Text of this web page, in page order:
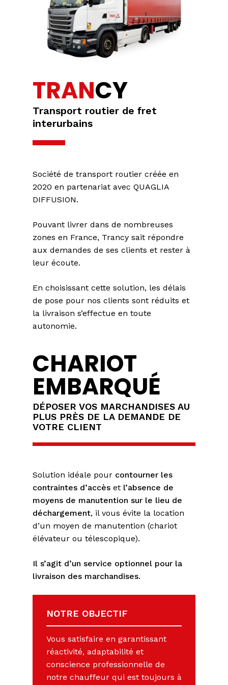
TRANCY
Transport routier de fret
interurbains
Société de transport routier créée en
2020 en partenariat avec QUAGLIA
DIFFUSION.
Pouvant livrer dans de nombreuses
zones en France, Trancy sait répondre
aux demandes de ses clients et rester à
leur écoute.
En choisissant cette solution, les délais
de pose pour nos clients sont réduits et
la livraison s’effectue en toute
autonomie.
CHARIOT
EMBARQUÉ
DÉPOSER VOS MARCHANDISES AU
PLUS PRÈS DE LA DEMANDE DE
VOTRE CLIENT
Solution idéale pour contourner les
contraintes d’accès et l’absence de
moyens de manutention sur le lieu de
déchargement, il vous évite la location
d’un moyen de manutention (chariot
élévateur ou télescopique).
Il s’agit d’un service optionnel pour la
livraison des marchandises.
NOTRE OBJECTIF
Vous satisfaire en garantissant
réactivité, adaptabilité et
conscience professionnelle de
notre chauffeur qui est toujours à